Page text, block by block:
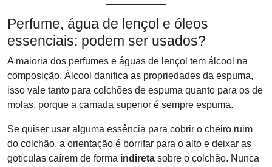
Perfume, água de lençol e óleos
essenciais: podem ser usados?
A maioria dos perfumes e águas de lençol tem álcool na
composição. Álcool danifica as propriedades da espuma,
isso vale tanto para colchões de espuma quanto para os de
molas, porque a camada superior é sempre espuma.
Se quiser usar alguma essência para cobrir o cheiro ruim
do colchão, a orientação é borrifar para o alto e deixar as
gotículas caírem de forma indireta sobre o colchão. Nunca